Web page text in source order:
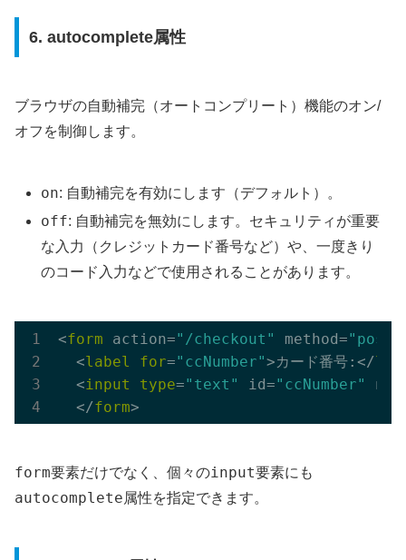
6. autocomplete属性
ブラウザの自動補完（オートコンプリート）機能のオン/
オフを制御します。
on: 自動補完を有効にします（デフォルト）。
off: 自動補完を無効にします。セキュリティが重要
な入力（クレジットカード番号など）や、一度きり
のコード入力などで使用されることがあります。
<form action="/checkout" method="post"
  <
label for="ccNumber">カード番号:</
  <
input type="text" id="ccNumber"
  </
form
form要素だけでなく、個々のinput要素にも
autocomplete属性を指定できます。